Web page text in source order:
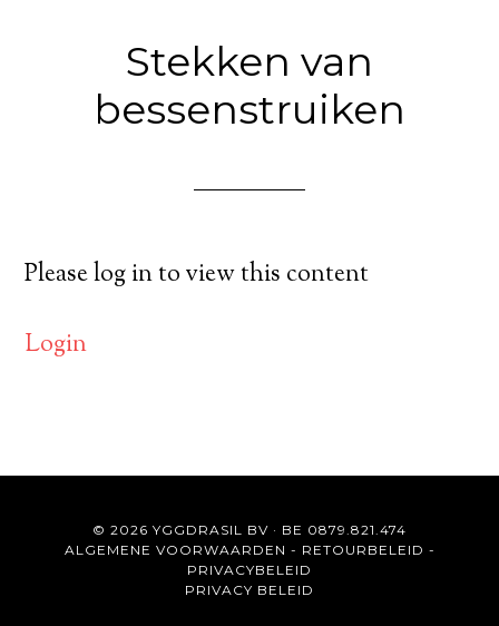
Stekken van
bessenstruiken
Please log in to view this content
Login
© 2026 YGGDRASIL BV · BE 0879.821.474
ALGEMENE VOORWAARDEN - RETOURBELEID -
PRIVACYBELEID
PRIVACY BELEID